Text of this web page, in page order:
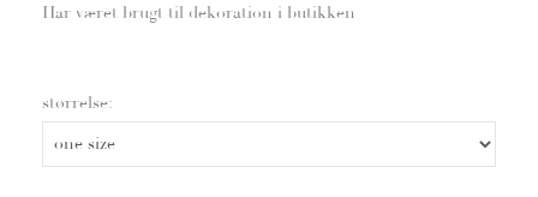
Har været brugt til dekoration i butikken
størrelse: